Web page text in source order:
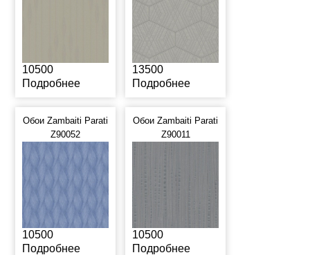
10500
Подробнее
13500
Подробнее
Обои Zambaiti Parati
Z90052
10500
Подробнее
Обои Zambaiti Parati
Z90011
10500
Подробнее